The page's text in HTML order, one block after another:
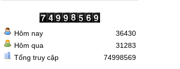
Hôm nay
Hôm qua
Tổng truy cập
36430
31283
74998569